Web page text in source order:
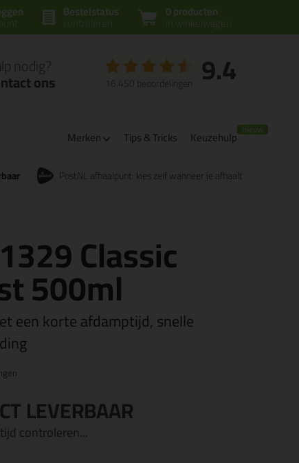
0 producten
in winkelwagen
Bestelstatus
controleren
nodig?
ons 9.4
16.450 beoordelingen
Merken Tips & Tricks Keuzehulp
PostNL afhaalpunt: kies zelf wanneer je afhaalt
Classic
500ml
een korte afdamptijd, snelle
LEVERBAAR
controleren...